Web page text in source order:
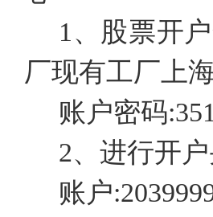
1、股票开
厂现有工厂上
账户密码
2、进行开
账户